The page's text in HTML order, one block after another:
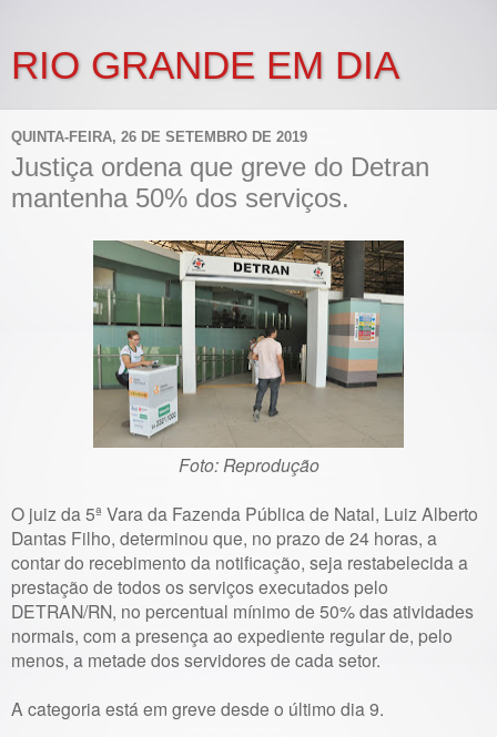
RIO GRANDE EM DIA
QUINTA-FEIRA, 26 DE SETEMBRO DE 2019
Justiça ordena que greve do Detran
mantenha 50% dos serviços.
Foto: Reprodução
O juiz da 5ª Vara da Fazenda Pública de Natal, Luiz Alberto
Dantas Filho, determinou que, no prazo de 24 horas, a
contar do recebimento da notificação, seja restabelecida a
prestação de todos os serviços executados pelo
DETRAN/RN, no percentual mínimo de 50% das atividades
normais, com a presença ao expediente regular de, pelo
menos, a metade dos servidores de cada setor.
A categoria está em greve desde o último dia 9.